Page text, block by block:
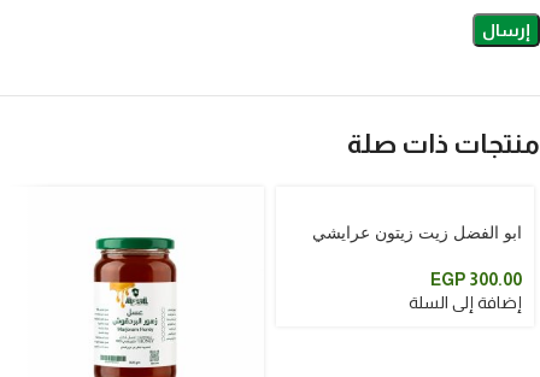
منتجات ذات صلة
ابو الفضل زيت زيتون عرايشي
EGP 300.00
إضافة إلى السلة